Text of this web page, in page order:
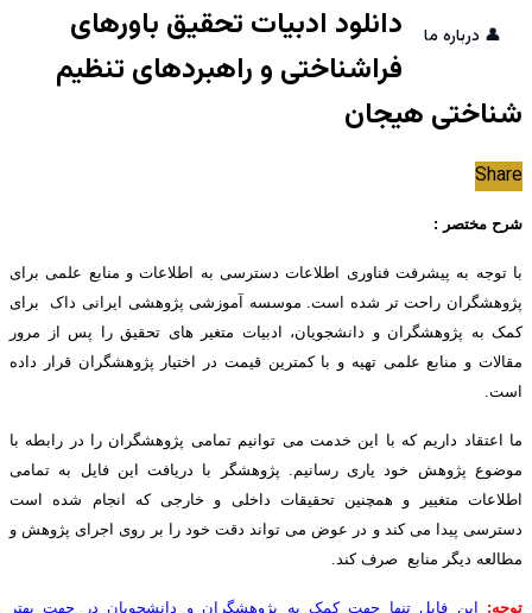
👤 درباره ما
دانلود ادبیات تحقیق باورهای
فراشناختی و راهبردهای تنظیم
شناختی هیجان
Share
شرح مختصر :
با توجه به پیشرفت فناوری اطلاعات دسترسی به اطلاعات و منابع علمی برای
پژوهشگران راحت تر شده است. موسسه آموزشی پژوهشی ایرانی داک برای
کمک به پژوهشگران و دانشجویان، ادبیات متغیر های تحقیق را پس از مرور
مقالات و منابع علمی تهیه و با کمترین قیمت در اختیار پژوهشگران قرار داده
است.
ما اعتقاد داریم که با این خدمت می توانیم تمامی پژوهشگران را در رابطه با
موضوع پژوهش خود یاری رسانیم. پژوهشگر با دریافت این فایل به تمامی
اطلاعات متغییر و همچنین تحقیقات داخلی و خارجی که انجام شده است
دسترسی پیدا می کند و در عوض می تواند دقت خود را بر روی اجرای پژوهش و
مطالعه دیگر منابع صرف کند.
توجه: این فایل تنها جهت کمک به پژوهشگران و دانشجویان در جهت بهتر